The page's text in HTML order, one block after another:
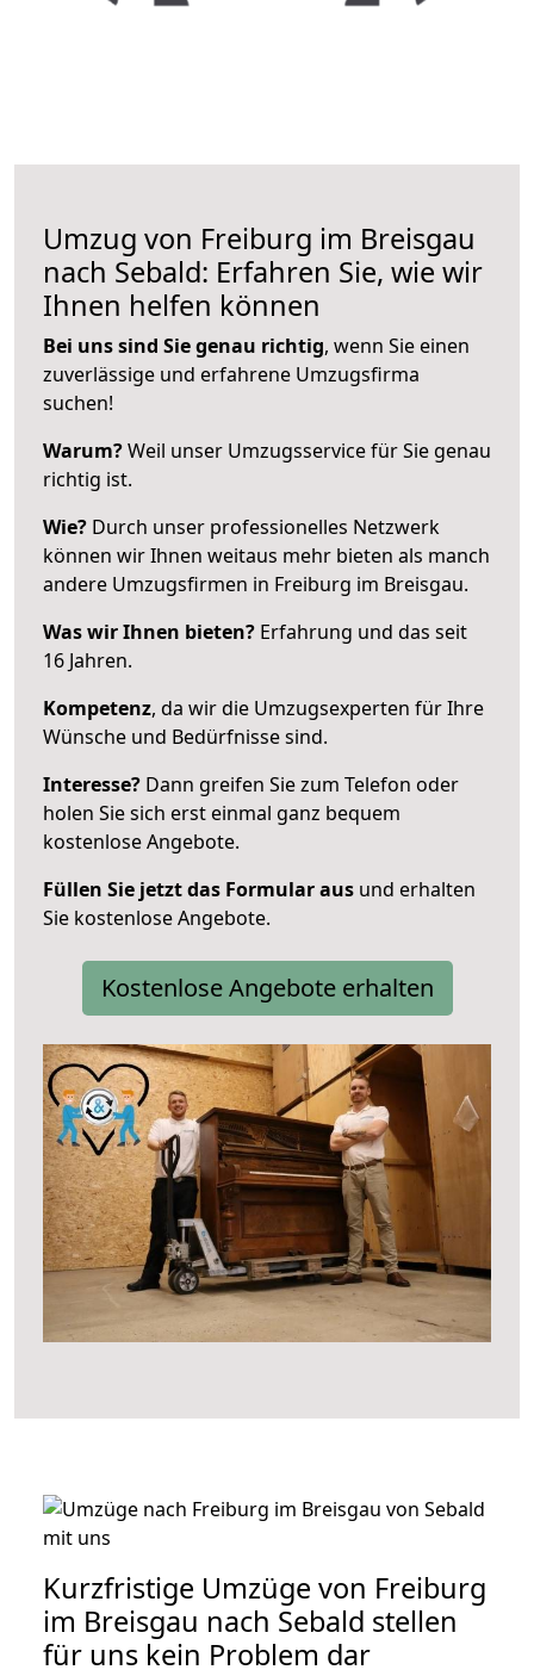
Umzug von Freiburg im Breisgau
nach Sebald: Erfahren Sie, wie wir
Ihnen helfen können
Bei uns sind Sie genau richtig, wenn Sie einen
zuverlässige und erfahrene Umzugsfirma
suchen!
Warum?Weil unser Umzugsservice für Sie genau
richtig ist.
Wie? Durch unser professionelles Netzwerk
können wir Ihnen weitaus mehr bieten als manch
andere Umzugsfirmen in Freiburg im Breisgau.
Was wir Ihnen bieten? Erfahrung und das seit
16 Jahren.
Kompetenz, da wir die Umzugsexperten für Ihre
Wünsche und Bedürfnisse sind.
Interesse? Dann greifen Sie zum Telefon oder
holen Sie sich erst einmal ganz bequem
kostenlose Angebote.
Füllen Sie jetzt das Formular aus und erhalten
Sie kostenlose Angebote.
Kostenlose Angebote erhalten
Kurzfristige Umzüge von Freiburg
im Breisgau nach Sebald stellen
für uns kein Problem dar